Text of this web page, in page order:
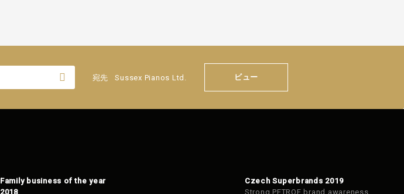
宛先 Sussex Pianos Ltd. ビュー
Family business of the year
2018
Czech Superbrands 2019
Strong PETROF brand awareness